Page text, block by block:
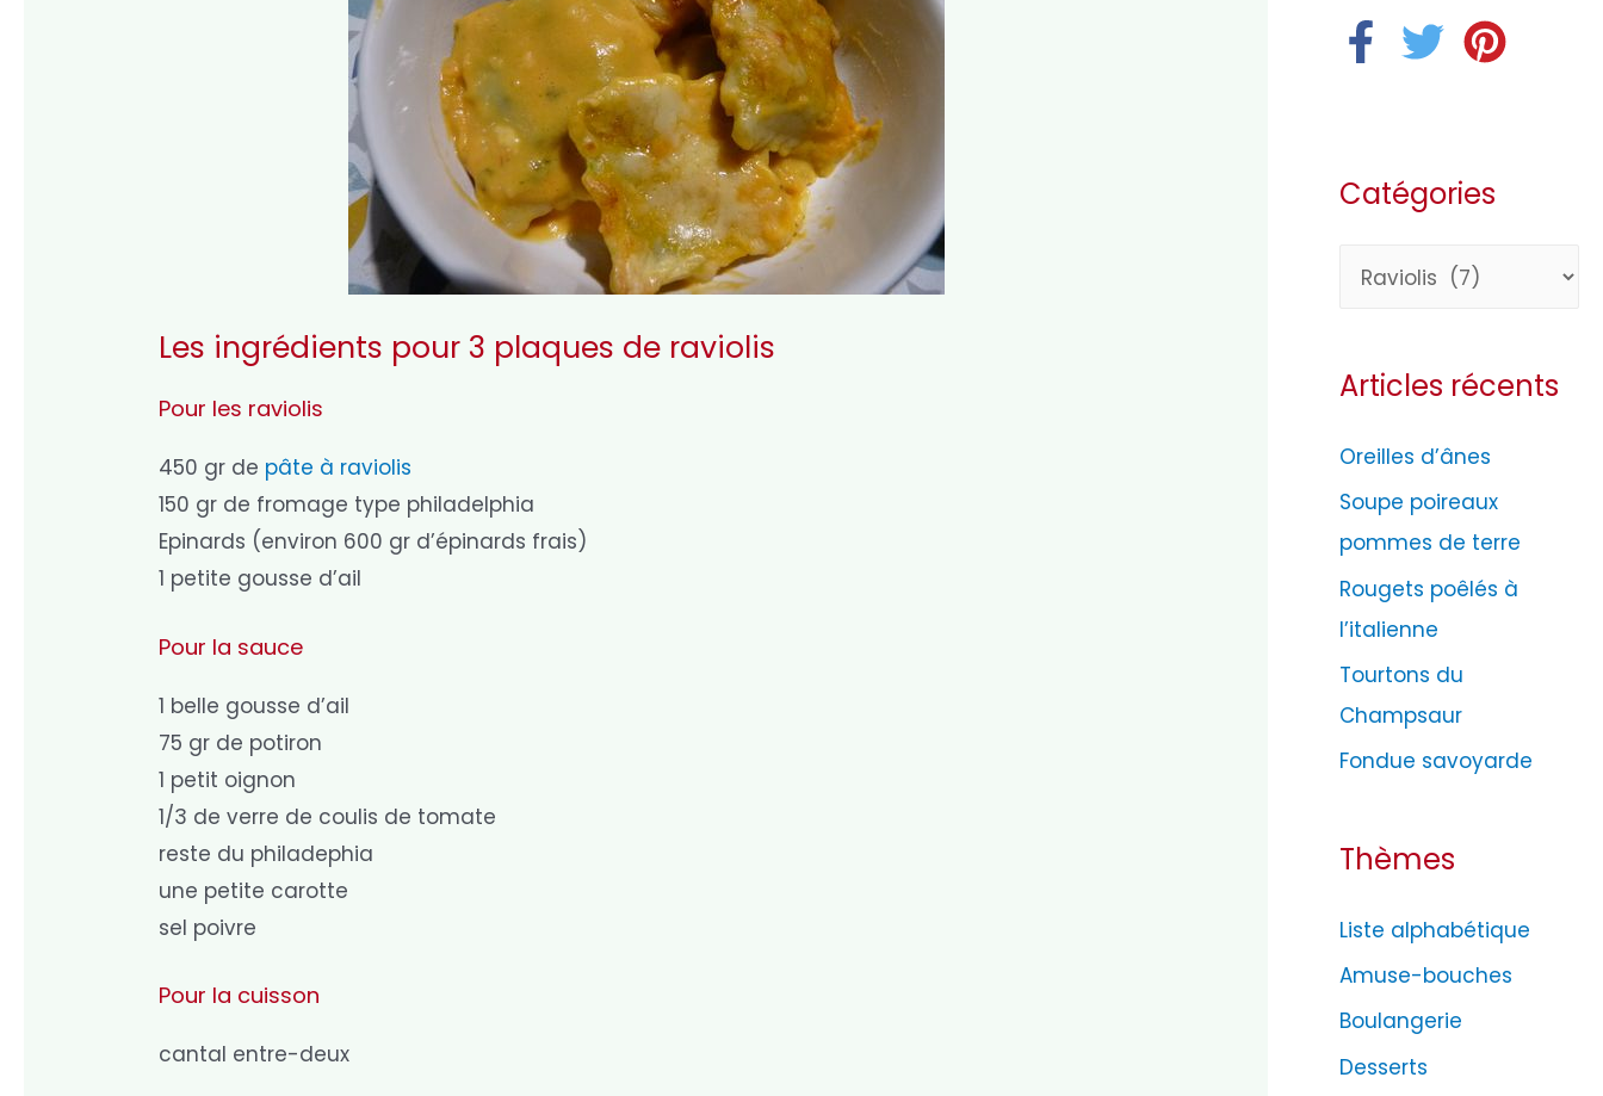
Les ingrédients pour 3 plaques de raviolis
Pour les raviolis
450 gr de pâte à raviolis
150 gr de fromage type philadelphia
Epinards (environ 600 gr d’épinards frais)
1 petite gousse d’ail
Pour la sauce
1 belle gousse d’ail
75 gr de potiron
1 petit oignon
1/3 de verre de coulis de tomate
reste du philadephia
une petite carotte
sel poivre
Pour la cuisson
cantal entre-deux
Catégories
é
o
r
i
e
s
Articles récents
Oreilles d’ânes
Soupe poireaux
pommes de terre
Rougets poêlés à
l’italienne
Tourtons du
Champsaur
Fondue savoyarde
Thèmes
Liste alphabétique
Amuse-bouches
Boulangerie
Desserts